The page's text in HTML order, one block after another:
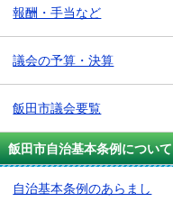
報酬・手当など
議会の予算・決算
飯田市議会要覧
飯田市自治基本条例について
自治基本条例のあらまし